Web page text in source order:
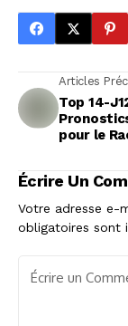
Articles
Top 14-
pour le
Écrire Un
Votre adresse e-
obligatoires sont